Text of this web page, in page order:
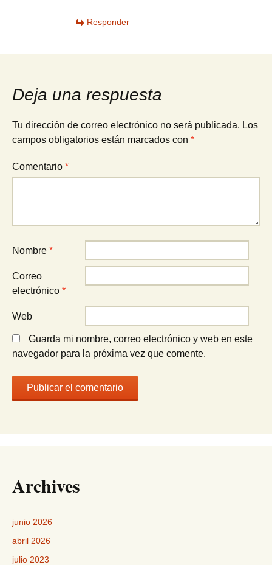
Responder
Deja una respuesta
Tu dirección de correo electrónico no será publicada. Los
campos obligatorios están marcados con *
Comentario *
Nombre *
Correo
electrónico *
Web
Guarda mi nombre, correo electrónico y web en este
navegador para la próxima vez que comente.
Archives
junio 2026
abril 2026
julio 2023